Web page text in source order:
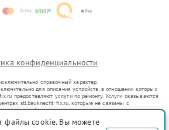
конфиденциальности
справочный характер.
для описания устройств, в отношении которых
предоставляют услуги по ремонту. Услуги оказываются
stl.bauknecht-fix.ru, которые не связаны с
или их официальными представителями.
уже введенных в гражданский оборот в соответствии
файлы cookie. Вы можете